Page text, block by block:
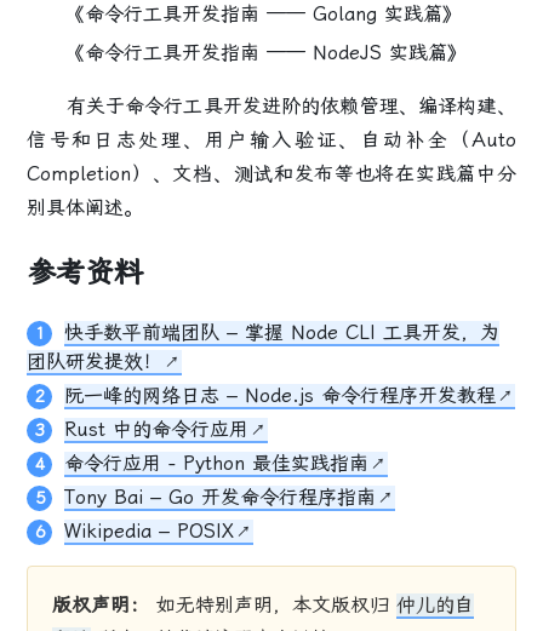
《命令行工具开发指南 —— Golang 实践篇》
《命令行工具开发指南 —— NodeJS 实践篇》
有关于命令行工具开发进阶的依赖管理、编译构建、
信号和日志处理、用户输入验证、自动补全（Auto
Completion）、文档、测试和发布等也将在实践篇中分
别具体阐述。
参考资料
快手数平前端团队 – 掌握 Node CLI 工具开发，为
团队研发提效！
阮一峰的网络日志 – Node.js 命令行程序开发教程
Rust 中的命令行应用
命令行应用 - Python 最佳实践指南
Tony Bai – Go 开发命令行程序指南
Wikipedia – POSIX
版权声明： 如无特别声明，本文版权归仲儿的自